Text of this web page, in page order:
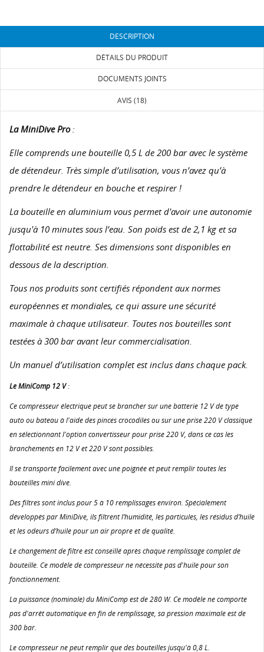
DESCRIPTION
DÉTAILS DU PRODUIT
DOCUMENTS JOINTS
AVIS (18)
La MiniDive Pro:
Elle comprends une bouteille 0,5 L de 200 bar avec le système
de détendeur. Très simple d’utilisation, vous n’avez qu’à
prendre le détendeur en bouche et respirer !
La bouteille en aluminium vous permet d'avoir une autonomie
jusqu'à 10 minutes sous l’eau. Son poids est de 2,1 kg et sa
flottabilité est neutre. Ses dimensions sont disponibles en
dessous de la description.
Tous nos produits sont certifiés répondent aux normes
européennes et mondiales, ce qui assure une sécurité
maximale à chaque utilisateur. Toutes nos bouteilles sont
testées à 300 bar avant leur commercialisation.
Un manuel d’utilisation complet est inclus dans chaque pack.
Le MiniComp 12 V:
Ce compresseur électrique peut se brancher sur une batterie 12 V de type
auto ou bateau à l'aide des pinces crocodiles ou sur une prise 220 V classique
en sélectionnant l'option convertisseur pour prise 220 V, dans ce cas les
branchements en 12 V et 220 V sont possibles.
Il se transporte facilement avec une poignée et peut remplir toutes les
bouteilles mini dive.
Des filtres sont inclus pour 5 à 10 remplissages environ. Spécialement
développés par MiniDive, ils filtrent l’humidité, les particules, les résidus d’huile
et les odeurs d’huile pour un air propre et de qualité.
Le changement de filtre est conseillé après chaque remplissage complet de
bouteille. Ce modèle de compresseur ne nécessite pas d'huile pour son
fonctionnement.
La puissance (nominale) du MiniComp est de 280 W. Ce modèle ne comporte
pas d'arrêt automatique en fin de remplissage, sa pression maximale est de
300 bar.
Le compresseur ne peut remplir que des bouteilles jusqu'à 0,8 L.